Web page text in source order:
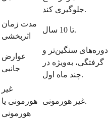
جلوگیری کند.
مدت زمان
اثربخشی
تا 10 سال.
عوارض
جانبی
دوره‌های سنگین‌تر و
گرفتگی، به‌ویژه در
چند ماه اول.
غیر
هورمونی یا
هورمونی
غیر هورمونی.